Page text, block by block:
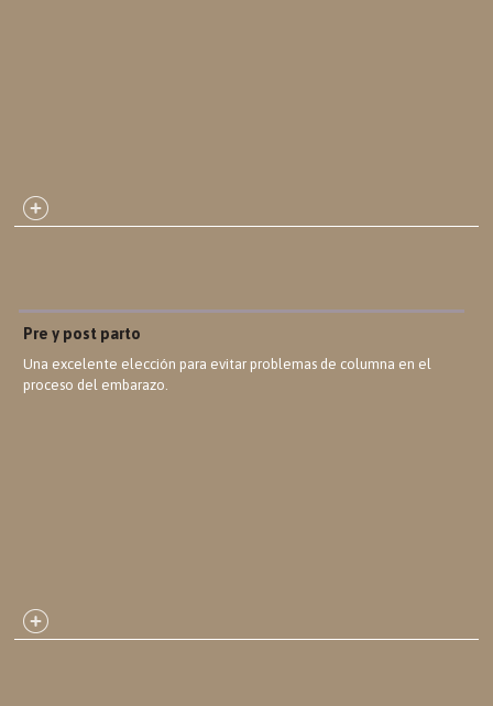
Pre y post parto
Una excelente elección para evitar problemas de columna en el
proceso del embarazo.